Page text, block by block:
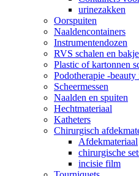
urinezakken
Oorspuiten
Naaldencontainers
Instrumentendozen
RVS schalen en
Plastic of kartonnen
Podotherapie -beauty
Scheermessen
Naalden en spuiten
Hechtmateriaal
Katheters
Chirurgisch
Afdekmateriaal
chirurgische
incisie film